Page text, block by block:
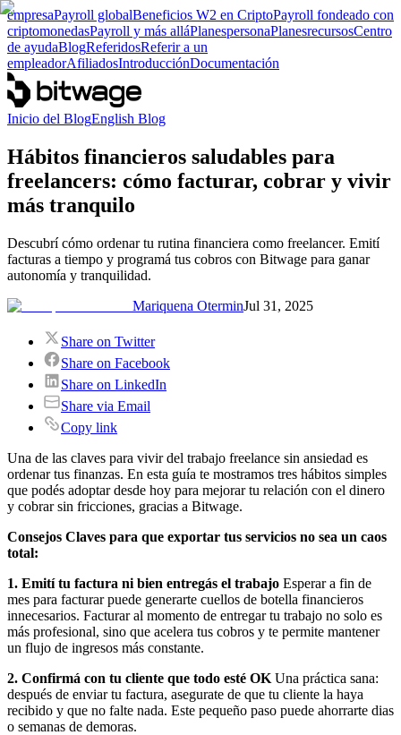
empresaPayroll globalBeneficios W2 en CriptoPayroll fondeado con
criptomonedasPayroll y más alláPlanespersonaPlanesrecursosCentro
de ayudaBlogReferidosReferir a un
empleadorAfiliadosIntroducciónDocumentación
Inicio del BlogEnglish Blog
Hábitos financieros saludables para
freelancers: cómo facturar, cobrar y vivir
más tranquilo
Descubrí cómo ordenar tu rutina financiera como freelancer. Emití
facturas a tiempo y programá tus cobros con Bitwage para ganar
autonomía y tranquilidad.
Mariquena OterminJul 31, 2025
Share on Twitter
Share on Facebook
Share on LinkedIn
Share via Email
Copy link
Una de las claves para vivir del trabajo freelance sin ansiedad es
ordenar tus finanzas. En esta guía te mostramos tres hábitos simples
que podés adoptar desde hoy para mejorar tu relación con el dinero
y cobrar sin fricciones, gracias a Bitwage.
Consejos Claves para que exportar tus servicios no sea un caos
total:
1. Emití tu factura ni bien entregás el trabajo Esperar a fin de
mes para facturar puede generarte cuellos de botella financieros
innecesarios. Facturar al momento de entregar tu trabajo no solo es
más profesional, sino que acelera tus cobros y te permite mantener
un flujo de ingresos más constante.
2. Confirmá con tu cliente que todo esté OK Una práctica sana:
después de enviar tu factura, asegurate de que tu cliente la haya
recibido y que no falte nada. Este pequeño paso puede ahorrarte dias
o semanas de demoras.